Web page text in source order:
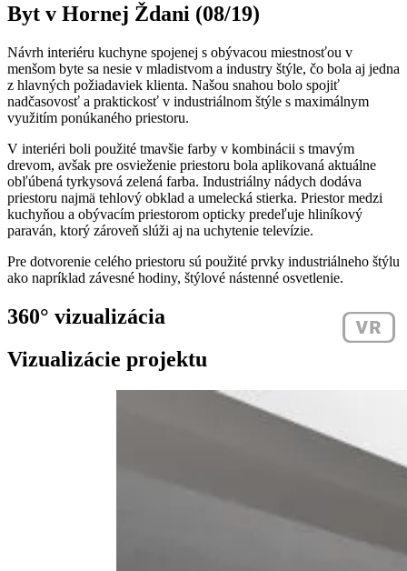
Byt v Hornej Ždani (08/19)
Návrh interiéru kuchyne spojenej s obývacou miestnosťou v
menšom byte sa nesie v mladistvom a industry štýle, čo bola aj jedna
z hlavných požiadaviek klienta. Našou snahou bolo spojiť
nadčasovosť a praktickosť v industriálnom štýle s maximálnym
využitím ponúkaného priestoru.
V interiéri boli použité tmavšie farby v kombinácii s tmavým
drevom, avšak pre osvieženie priestoru bola aplikovaná aktuálne
obľúbená tyrkysová zelená farba. Industriálny nádych dodáva
priestoru najmä tehlový obklad a umelecká stierka. Priestor medzi
kuchyňou a obývacím priestorom opticky predeľuje hliníkový
paraván, ktorý zároveň slúži aj na uchytenie televízie.
Pre dotvorenie celého priestoru sú použité prvky industriálneho štýlu
ako napríklad závesné hodiny, štýlové nástenné osvetlenie.
360° vizualizácia
Vizualizácie projektu